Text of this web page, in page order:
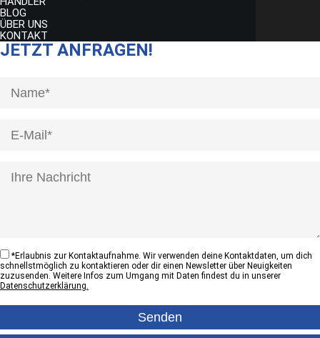
BLOG
ÜBER UNS
KONTAKT
JETZT ANFRAGEN!
*Erlaubnis zur Kontaktaufnahme. Wir verwenden deine Kontaktdaten, um dich
schnellstmöglich zu kontaktieren oder dir einen Newsletter über Neuigkeiten
zuzusenden. Weitere Infos zum Umgang mit Daten findest du in unserer
Datenschutzerklärung.